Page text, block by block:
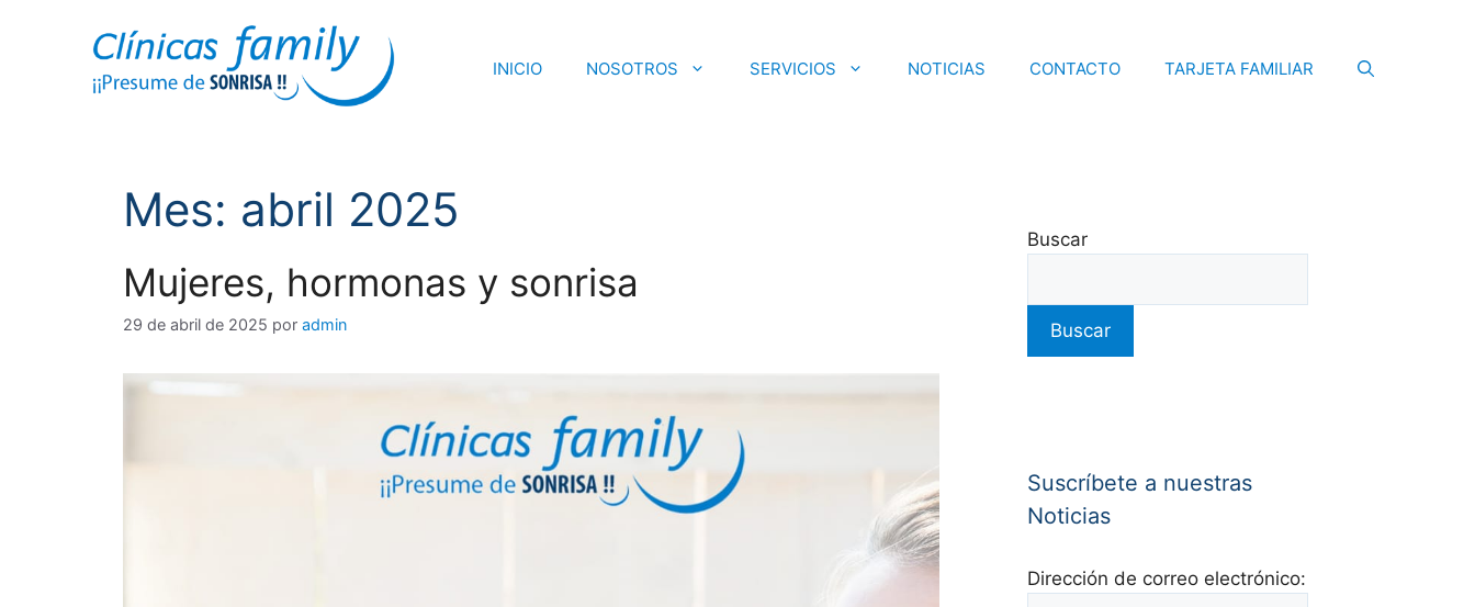
INICIO NOSOTROS SERVICIOS NOTICIAS CONTACTO TARJETA FAMILIAR
Mes: abril 2025
Mujeres, hormonas y sonrisa
29 de abril de 2025 por admin
Buscar
Buscar
Suscríbete a nuestras
Noticias
Dirección de correo electrónico: